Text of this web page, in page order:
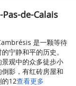
de-Calais
是一颗等待
宁静和平的历史。
观中的众多徒步小
影，有红砖房屋和
的12查看更多